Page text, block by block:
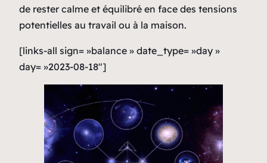
de rester calme et équilibré en face des tensions
potentielles au travail ou à la maison.
[links-all sign= »balance » date_type= »day »
day= »2023-08-18″]